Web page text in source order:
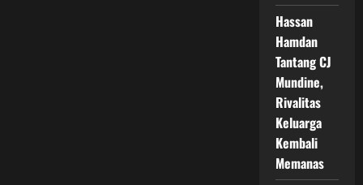
Hassan
Hamdan
Tantang CJ
Mundine,
Rivalitas
Keluarga
Kembali
Memanas